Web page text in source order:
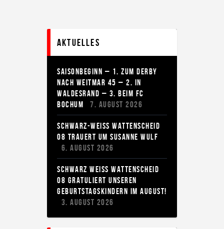
Aktuelles
SAISONBEGINN – 1. ZUM DERBY
NACH WEITMAR 45 – 2. IN
WALDESRAND – 3. BEIM FC
BOCHUM
7. AUGUST 2026
SCHWARZ-WEISS WATTENSCHEID
08 TRAUERT UM SUSANNE WULF
6. AUGUST 2026
SCHWARZ WEISS WATTENSCHEID 0
8 GRATULIERT UNSEREN G
EBURTSTAGSKINDERN IM AUGUST!
3. AUGUST 2026